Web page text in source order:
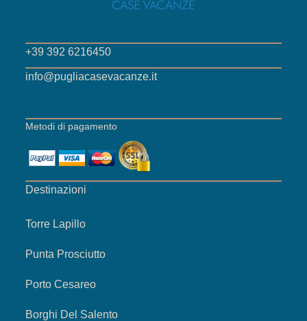
+39 392 6216450
info@pugliacasevacanze.it
Metodi di pagamento
Destinazioni
Torre Lapillo
Punta Prosciutto
Porto Cesareo
Borghi Del Salento